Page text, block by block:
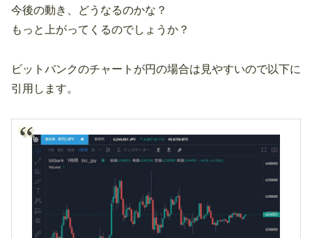
今後の動き、どうなるのかな？
もっと上がってくるのでしょうか？
ビットバンクのチャートが円の場合は見やすいので以下に
引用します。